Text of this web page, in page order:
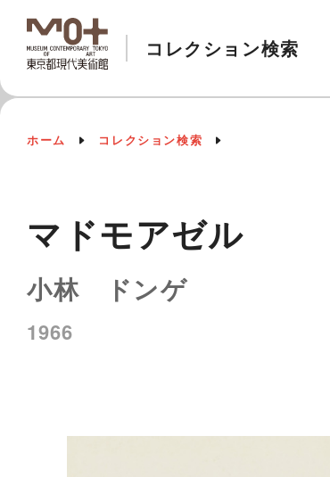
コレクション検索
ホーム コレクション検索
マドモアゼル
小林 ドンゲ
1966